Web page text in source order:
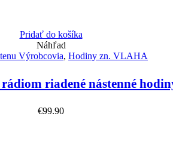
Pridať do košíka
Náhľad
Výrobcovia, Hodiny zn. VLAHA
riadené nástenné
€99.90